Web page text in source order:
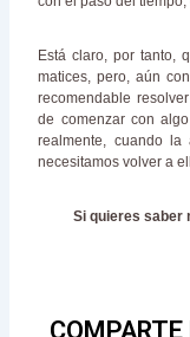
Está claro, por tanto,
matices, pero, aún
recomendable
de comenzar con
realmente, cuando la
necesitamos volver a
Si quieres saber